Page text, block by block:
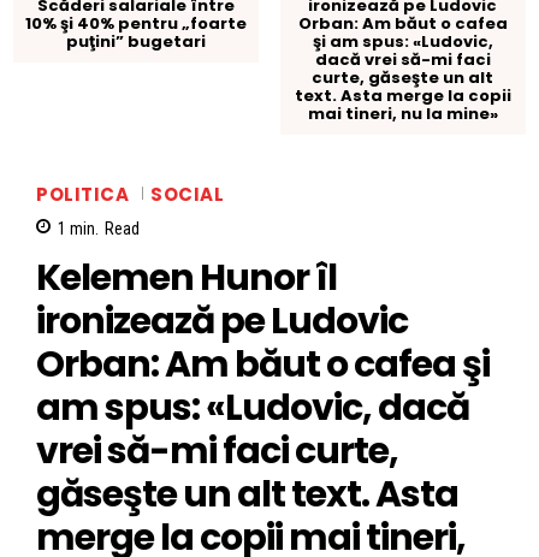
Scăderi salariale între
10% şi 40% pentru „foarte
puţini” bugetari
ironizează pe Ludovic
Orban: Am băut o cafea
şi am spus: «Ludovic,
dacă vrei să-mi faci
curte, găseşte un alt
text. Asta merge la copii
mai tineri, nu la mine»